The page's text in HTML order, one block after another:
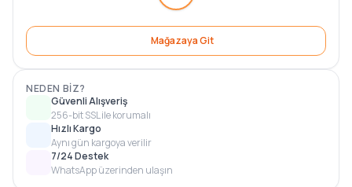
Mağazaya Git
NEDEN BIZ?
Güvenli Alışveriş
256-bit SSL ile korumalı
Hızlı Kargo
Aynı gün kargoya verilir
7/24 Destek
WhatsApp üzerinden ulaşın